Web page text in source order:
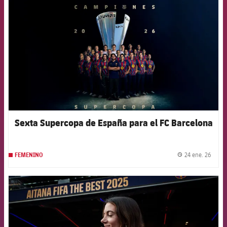
Sexta Supercopa de España para el FC Barcelona
FEMENINO 24 ene. 26
FCB Barcelona badge